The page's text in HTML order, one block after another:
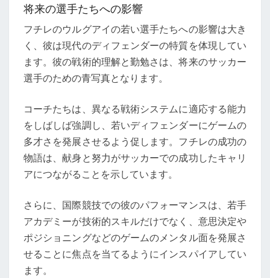
将来の選手たちへの影響
フチレのウルグアイの若い選手たちへの影響は大き
く、彼は現代のディフェンダーの特質を体現してい
ます。彼の戦術的理解と勤勉さは、将来のサッカー
選手のための青写真となります。
コーチたちは、異なる戦術システムに適応する能力
をしばしば強調し、若いディフェンダーにゲームの
多才さを発展させるよう促します。フチレの成功の
物語は、献身と努力がサッカーでの成功したキャリ
アにつながることを示しています。
さらに、国際競技での彼のパフォーマンスは、若手
アカデミーが技術的スキルだけでなく、意思決定や
ポジショニングなどのゲームのメンタル面を発展さ
せることに焦点を当てるようにインスパイアしてい
ます。